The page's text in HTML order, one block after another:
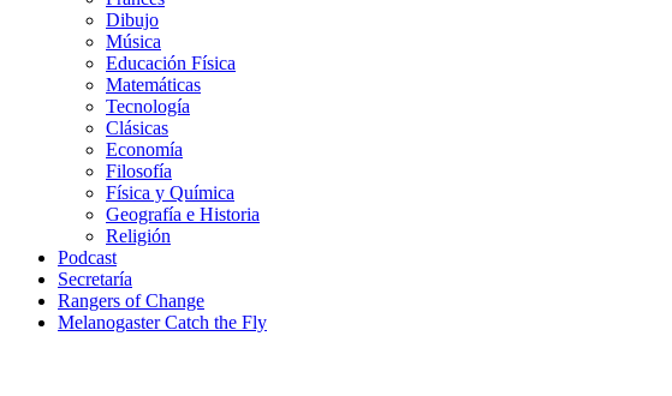
Dibujo
Música
Educación Física
Matemáticas
Tecnología
Clásicas
Economía
Filosofía
Física y Química
Geografía e Historia
Religión
Podcast
Secretaría
Rangers of Change
Melanogaster Catch the Fly